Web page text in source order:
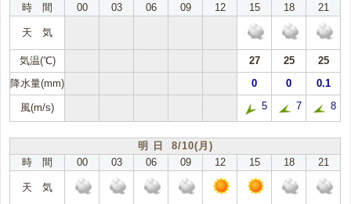
時 間
00 03 06 09 12 15 18 21
天 気
気温(℃) 27 25
25
降水量(mm)
0 0 0.1
風(m/s) 5 7 8
明 日 8/10(月)
時 間
00 03 06 09 12 15 18 21
天 気